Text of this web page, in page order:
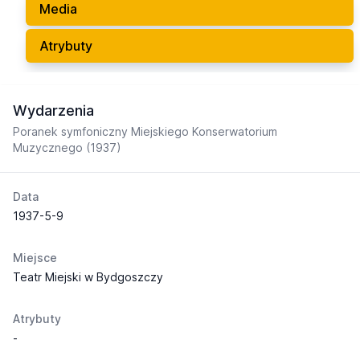
Media
Atrybuty
Wydarzenia
Poranek symfoniczny Miejskiego Konserwatorium
Muzycznego (1937)
Data
1937-5-9
Miejsce
Teatr Miejski w Bydgoszczy
Atrybuty
-